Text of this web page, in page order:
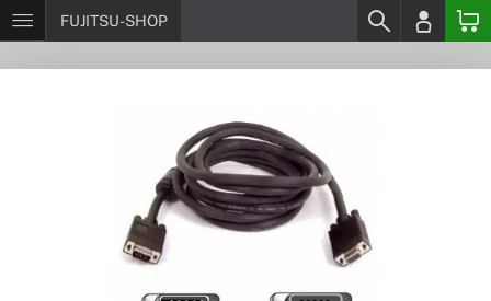
FUJITSU-SHOP